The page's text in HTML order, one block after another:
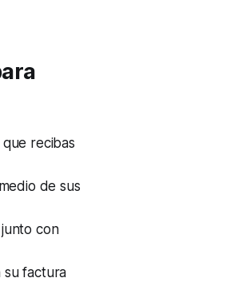
recibas
de sus
con
su factura